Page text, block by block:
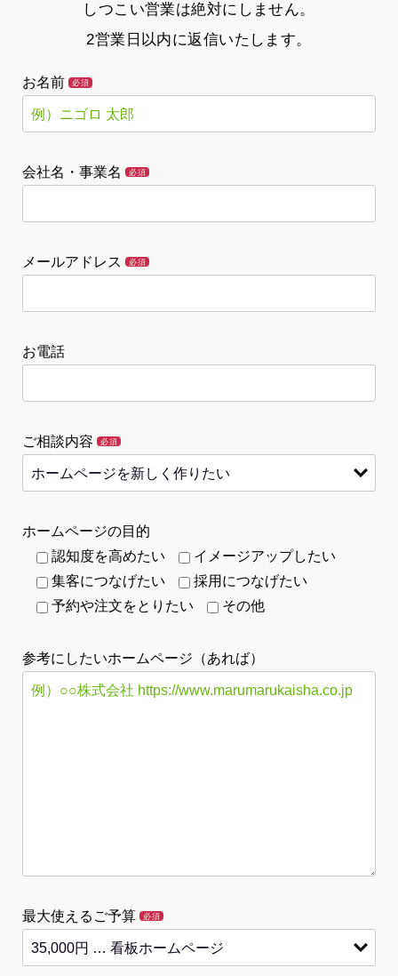
しつこい営業は絶対にしません。
2営業日以内に返信いたします。
お名前 必須
会社名・事業名 必須
メールアドレス 必須
お電話
ご相談内容 必須
ホームページの目的
認知度を高めたい
イメージアップしたい
集客につなげたい
採用につなげたい
予約や注文をとりたい
その他
参考にしたいホームページ（あれば）
最大使えるご予算 必須